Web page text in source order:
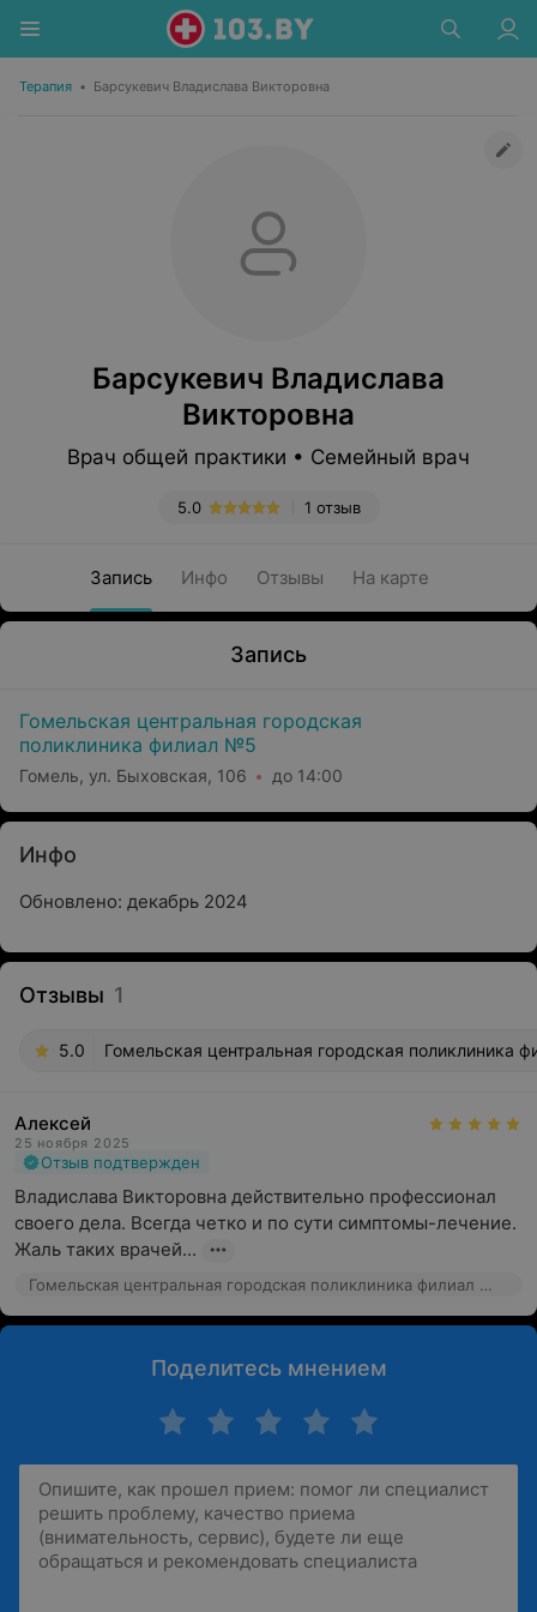
Терапия • Барсукевич Владислава Викторовна
Барсукевич Владислава
Викторовна
Врач общей практики • Семейный врач
1 отзыв
5.0
Запись Инфо Отзывы На карте
Запись
Гомельская центральная городская
поликлиника филиал №5
Гомель, ул. Быховская, 106 до 14:00
Инфо
Обновлено: декабрь 2024
Отзывы 1
5.0 Гомельская центральная городская поликлиника
Алексей
25 ноября 2025
Отзыв подтвержден
Владислава Викторовна действительно профессионал
своего дела. Всегда четко и по сути симптомы-лечение.
Жаль таких врачей...
Гомельская центральная городская поликлиника филиал №5, ул. Быховская, 106
Поделитесь мнением